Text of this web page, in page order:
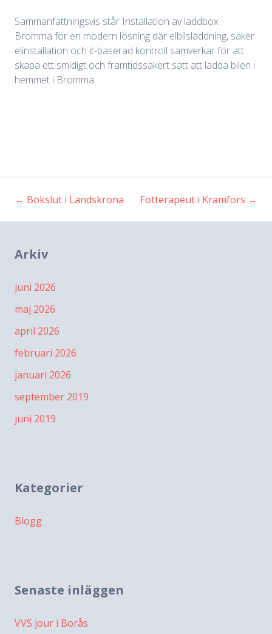
Sammanfattningsvis står Installation av laddbox
Bromma för en modern lösning där elbilsladdning, säker
elinstallation och it-baserad kontroll samverkar för att
skapa ett smidigt och framtidssäkert sätt att ladda bilen i
hemmet i Bromma
Inläggsnavigering
← Bokslut i Landskrona Fotterapeut i Kramfors →
Arkiv
juni 2026
maj 2026
april 2026
februari 2026
januari 2026
september 2019
juni 2019
Kategorier
Blogg
Senaste inläggen
VVS jour i Borås